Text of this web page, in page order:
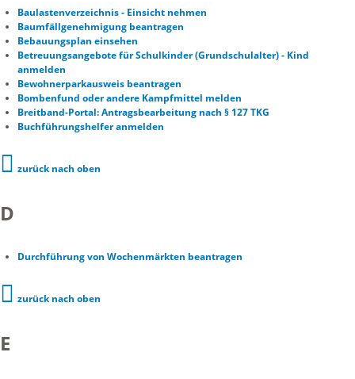
Baulastenverzeichnis - Einsicht nehmen
Baumfällgenehmigung beantragen
Bebauungsplan einsehen
Betreuungsangebote für Schulkinder (Grundschulalter) - Kind
anmelden
Bewohnerparkausweis beantragen
Bombenfund oder andere Kampfmittel melden
Breitband-Portal: Antragsbearbeitung nach § 127 TKG
Buchführungshelfer anmelden
zurück nach oben
D
Durchführung von Wochenmärkten beantragen
zurück nach oben
E